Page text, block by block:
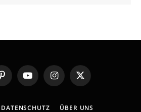
PinterestYouTubeInstagram
X
(Twitter)
DATENSCHUTZ ÜBER UNS